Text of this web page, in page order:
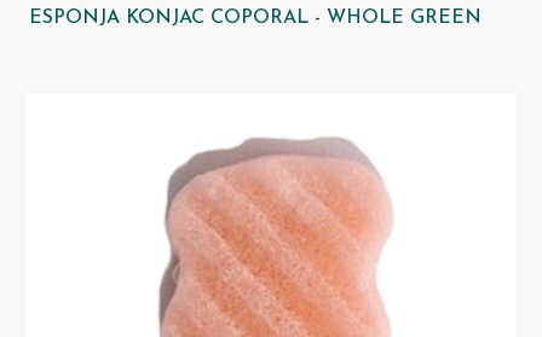
ESPONJA KONJAC COPORAL - WHOLE GREEN